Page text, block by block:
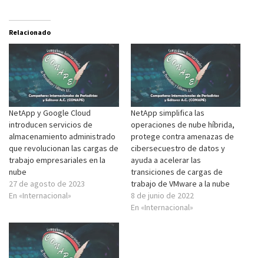
Relacionado
NetApp y Google Cloud
introducen servicios de
almacenamiento administrado
que revolucionan las cargas de
trabajo empresariales en la
nube
27 de agosto de 2023
En «Internacional»
NetApp simplifica las
operaciones de nube híbrida,
protege contra amenazas de
cibersecuestro de datos y
ayuda a acelerar las
transiciones de cargas de
trabajo de VMware a la nube
8 de junio de 2022
En «Internacional»